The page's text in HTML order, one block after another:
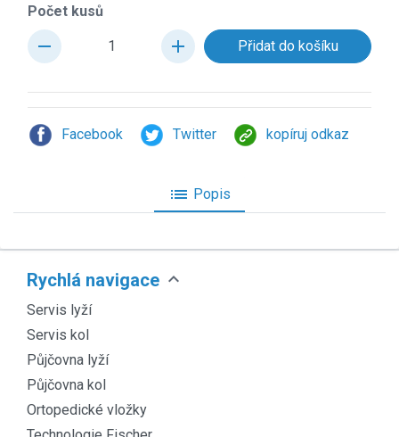
Počet kusů
remove add
Facebook Twitter kopíruj odkaz
list Popis
Rychlá navigace expand_more
Servis lyží
Servis kol
Půjčovna lyží
Půjčovna kol
Ortopedické vložky